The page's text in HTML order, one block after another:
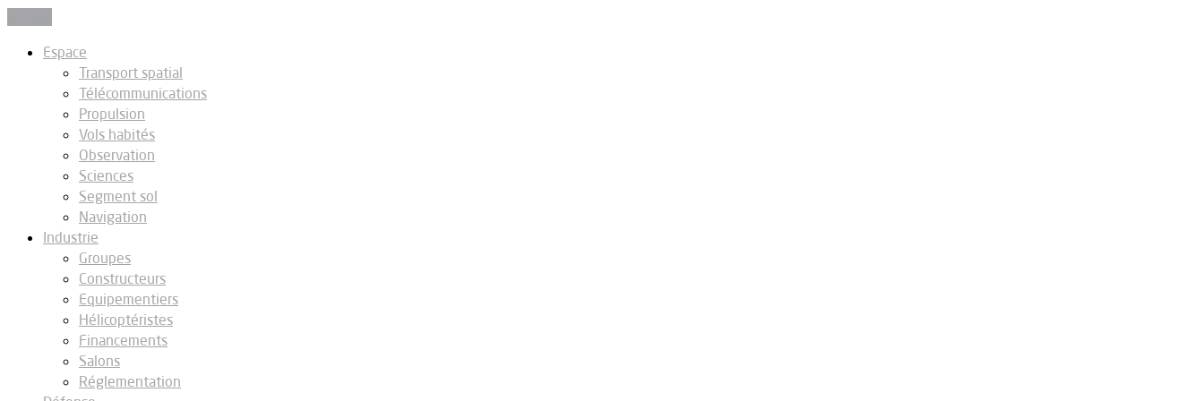
Espace
Transport spatial
Télécommunications
Propulsion
Vols habités
Observation
Sciences
Segment sol
Navigation
Industrie
Groupes
Constructeurs
Equipementiers
Hélicoptéristes
Financements
Salons
Réglementation